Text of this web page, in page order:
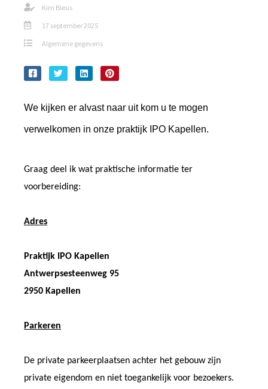
Kim Bleus
17 september 2025
Algemene gegevens
We kijken er alvast naar uit kom u te mogen
verwelkomen in onze praktijk IPO Kapellen.
Graag deel ik wat praktische informatie ter
voorbereiding:
Adres
Praktijk IPO Kapellen
Antwerpsesteenweg 95
2950 Kapellen
Parkeren
De private parkeerplaatsen achter het gebouw zijn
private eigendom en niet toegankelijk voor bezoekers.